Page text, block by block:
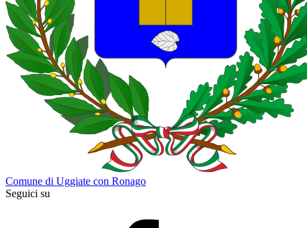
Comune di Uggiate con Ronago
Seguici su